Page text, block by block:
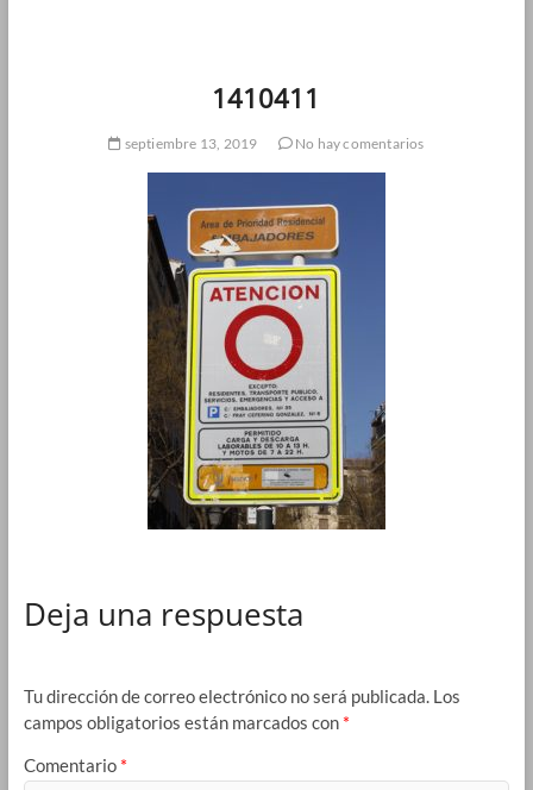
1410411
septiembre 13, 2019 No hay comentarios
Deja una respuesta
Tu dirección de correo electrónico no será publicada. Los
campos obligatorios están marcados con *
Comentario *